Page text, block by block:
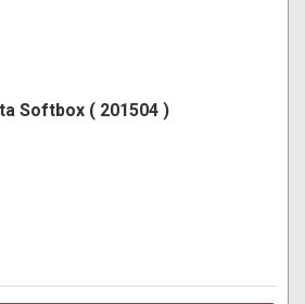
Softbox ( 201504 )